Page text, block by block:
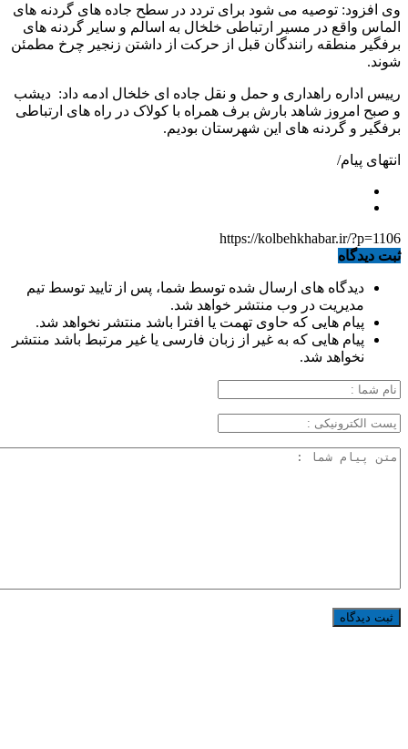
وی افزود: توصیه می شود برای تردد در سطح جاده های گردنه های
الماس واقع در مسیر ارتباطی خلخال به اسالم و سایر گردنه های
برفگیر منطقه رانندگان قبل از حرکت از داشتن زنجیر چرخ مطمئن
شوند.
رییس اداره راهداری و حمل و نقل جاده ای خلخال ادمه داد: دیشب
و صبح امروز شاهد بارش برف همراه با کولاک در راه های ارتباطی
برفگیر و گردنه های این شهرستان بودیم.
انتهای پیام/
https://kolbehkhabar.ir/?p=1106
ثبت دیدگاه
دیدگاه های ارسال شده توسط شما، پس از تایید توسط تیم
مدیریت در وب منتشر خواهد شد.
پیام هایی که حاوی تهمت یا افترا باشد منتشر نخواهد شد.
پیام هایی که به غیر از زبان فارسی یا غیر مرتبط باشد منتشر
نخواهد شد.